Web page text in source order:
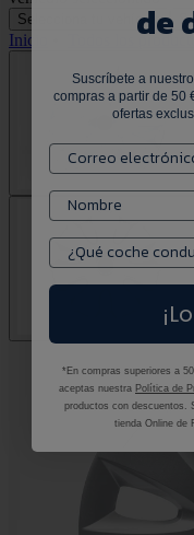
Selecciona tu vehículo
Inicio Todos losde
Suscríbete a
compras a partir de 50
ofertas
*En compras superiores a
aceptas nuestra Política de
productos con descuentos.
tienda Online de